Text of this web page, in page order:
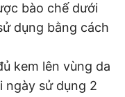
bào chế dưới
dụng bằng cách
kem lên vùng da
ngày sử dụng 2